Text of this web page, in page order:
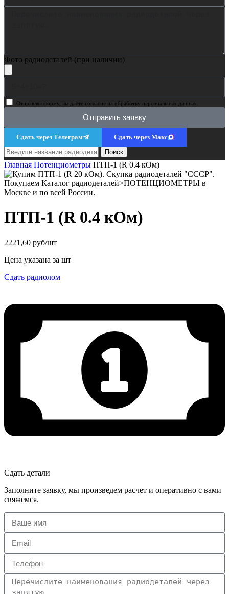
Фото радиодеталей (при наличии)
Отправляя форму, вы даёте согласие на обработку персональных данных.
Отправить заявку
Сдать через Телеграм
Сдать через Макс
Поиск
Главная Потенциометры ПТП-1 (R 0.4 кОм)
ПТП-1 (R 0.4 кОм)
2221,60 руб/шт
Цена указана за шт
Сдать радиолом
Сдать детали
Заполните заявку, мы произведем расчет и оперативно с вами
свяжемся.